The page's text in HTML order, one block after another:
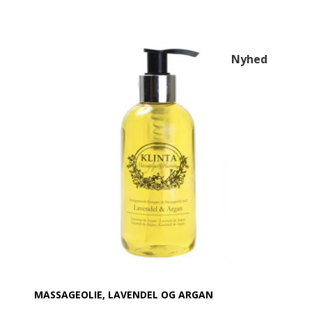
Nyhed
MASSAGEOLIE, LAVENDEL OG ARGAN